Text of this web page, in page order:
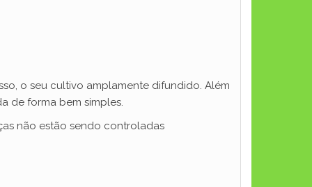
o seu cultivo amplamente difundido. Além
de forma bem simples.
não estão sendo controladas